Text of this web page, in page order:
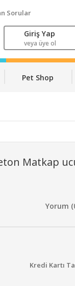
Sorular
Giriş Yap
veya üye ol
Pet Shop
Matkap
Yorum
Kredi Kartı